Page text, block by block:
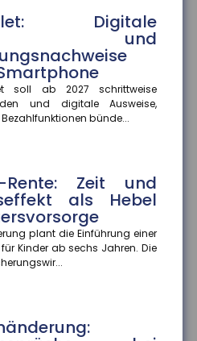
Digitale
und
soll ab 2027 schrittweise
und digitale Ausweise,
bünde...
Rente: Zeit und
als Hebel
plant die Einführung einer
Kinder ab sechs Jahren. Die
Mobilität: Immer
wechseln
die innerhalb eines
wechseln, ist zwischen 2013 und
Wie Umzüge
beeinflussen
stehen oft vor der
Kompromisse eingehen
Studie...
im